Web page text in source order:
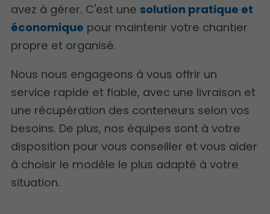
avez à gérer. C'est une solution pratique et
économique pour maintenir votre chantier
propre et organisé.
Nous nous engageons à vous offrir un
service rapide et fiable, avec une livraison et
une récupération des conteneurs selon vos
besoins. De plus, nos équipes sont à votre
disposition pour vous conseiller et vous aider
à choisir le modèle le plus adapté à votre
situation.